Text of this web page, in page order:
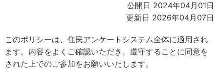
公開日 2024年04月01日
更新日 2026年04月07日
このポリシーは、住民アンケートシステム全体に適用され
ます。内容をよくご確認いただき、遵守することに同意を
された上でのご参加をお願いいたします。